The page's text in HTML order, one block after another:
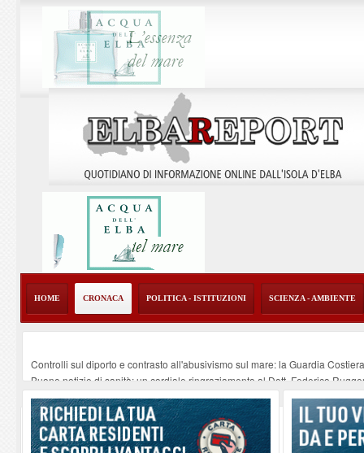
HOME CRONACA POLITICA - ISTITUZIONI SCIENZA - AMBIENTE
Controlli sul diporto e contrasto all'abusivismo sul mare: la Guardia
Buone notizie di sanità: un cordiale ringraziamento al Dott. Federico
Altiero Spinelli e Ursula Hirschmann all'Elba: riaffiora una testimonianza
Capoliveri, potenziata la pulizia dei bordi stradali -07-08-2026
Marina di Campo tra i porti interessati dal nuovo piano dell'Autorità